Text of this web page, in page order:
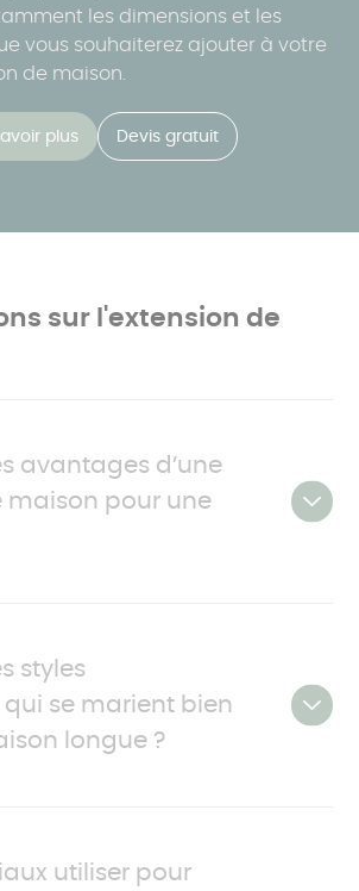
les dimensions et les
vous souhaiterez ajouter à votre
de maison.
plus Devis gratuit
sur l'extension de
avantages d’une
maison pour une
principalement dans les régions
de la France.
styles
qui se marient bien
longue ?
utiliser pour